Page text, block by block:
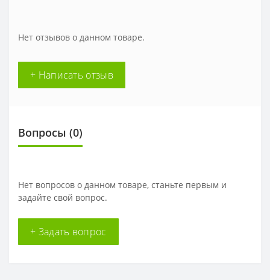
Нет отзывов о данном товаре.
+ Написать отзыв
Вопросы (0)
Нет вопросов о данном товаре, станьте первым и
задайте свой вопрос.
+ Задать вопрос